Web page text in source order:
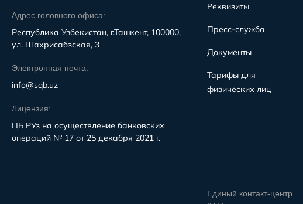
Адрес головного офиса:
Республика Узбекистан, г.Ташкент, 100000,
ул. Шахрисабзская, 3
Электронная почта:
info@sqb.uz
Лицензия:
ЦБ РУз на осуществление банковских
операций № 17 от 25 декабря 2021 г.
Реквизиты
Пресс-служба
Документы
Тарифы для
физических лиц
Единый контакт-центр